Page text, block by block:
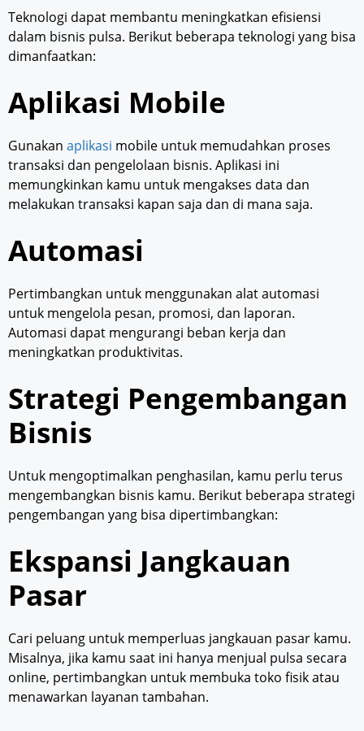
Teknologi dapat membantu meningkatkan efisiensi
dalam bisnis pulsa. Berikut beberapa teknologi yang bisa
dimanfaatkan:
Aplikasi Mobile
Gunakan aplikasi mobile untuk memudahkan proses
transaksi dan pengelolaan bisnis. Aplikasi ini
memungkinkan kamu untuk mengakses data dan
melakukan transaksi kapan saja dan di mana saja.
Automasi
Pertimbangkan untuk menggunakan alat automasi
untuk mengelola pesan, promosi, dan laporan.
Automasi dapat mengurangi beban kerja dan
meningkatkan produktivitas.
Strategi Pengembangan
Bisnis
Untuk mengoptimalkan penghasilan, kamu perlu terus
mengembangkan bisnis kamu. Berikut beberapa strategi
pengembangan yang bisa dipertimbangkan:
Ekspansi Jangkauan
Pasar
Cari peluang untuk memperluas jangkauan pasar kamu.
Misalnya, jika kamu saat ini hanya menjual pulsa secara
online, pertimbangkan untuk membuka toko fisik atau
menawarkan layanan tambahan.